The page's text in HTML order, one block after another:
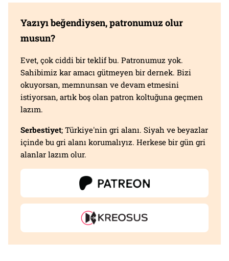
Yazıyı beğendiysen, patronumuz olur
musun?
Evet, çok ciddi bir teklif bu. Patronumuz yok.
Sahibimiz kar amacı gütmeyen bir dernek. Bizi
okuyorsan, memnunsan ve devam etmesini
istiyorsan, artık boş olan patron koltuğuna geçmen
lazım.
Serbestiyet; Türkiye'nin gri alanı. Siyah ve beyazlar
içinde bu gri alanı korumalıyız. Herkese bir gün gri
alanlar lazım olur.